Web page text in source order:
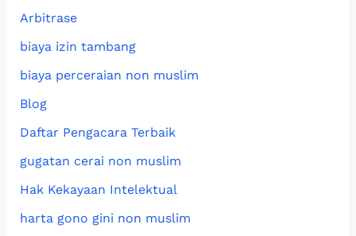
Arbitrase
biaya izin tambang
biaya perceraian non muslim
Blog
Daftar Pengacara Terbaik
gugatan cerai non muslim
Hak Kekayaan Intelektual
harta gono gini non muslim